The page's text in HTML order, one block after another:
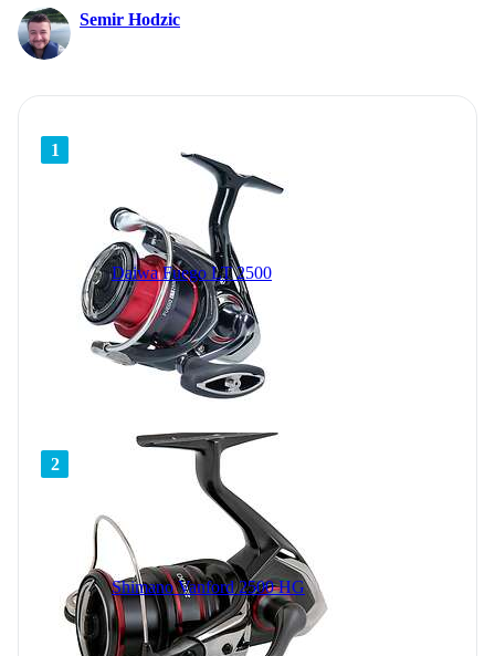
Semir Hodzic
1
Daiwa Fuego LT 2500
2
Shimano Vanford 2500 HG